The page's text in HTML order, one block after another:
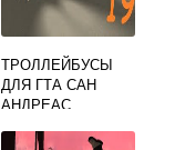
ТРОЛЛЕЙБУСЫ
ДЛЯ ГТА САН
АНДРЕАС